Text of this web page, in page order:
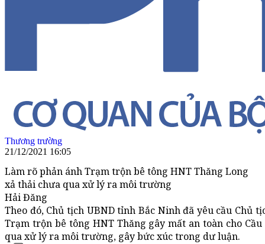
Thương trường
21/12/2021 16:05
Làm rõ phản ánh Trạm trộn bê tông HNT Thăng Long
xả thải chưa qua xử lý ra môi trường
Hải Đăng
Theo đó, Chủ tịch UBND tỉnh Bắc Ninh đã yêu cầu Chủ
Trạm trộn bê tông HNT Thăng gây mất an toàn cho
qua xử lý ra môi trường, gây bức xúc trong dư luận.